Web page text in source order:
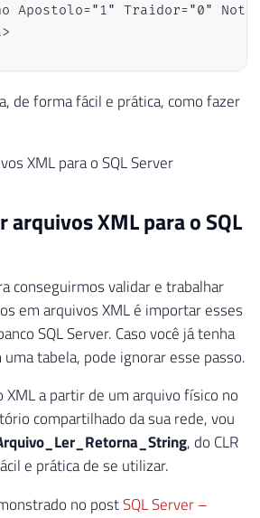
de forma fácil e prática, como fazer
XML para o SQL Server
XML para o SQL
conseguirmos validar e trabalhar
em arquivos XML é importar esses
SQL Server. Caso você já tenha
tabela, pode ignorar esse passo.
XML a partir de um arquivo físico no
compartilhado da sua rede, vou
, do CLR
e prática de se utilizar.
no postSQL Server –